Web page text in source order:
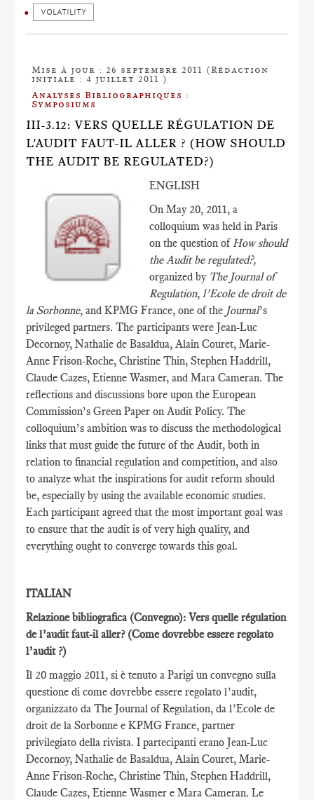
VOLATILITY
Mise à jour : 26 septembre 2011 (Rédaction
initiale : 4 juillet 2011 )
Analyses Bibliographiques :
Symposiums
III-3.12: VERS QUELLE RÉGULATION DE
L'AUDIT FAUT-IL ALLER ? (HOW SHOULD
THE AUDIT BE REGULATED?)
ENGLISH
On May 20, 2011, a
colloquium was held in Paris
on the question ofHow should
the Audit be regulated?,
organized by The Journal of
Regulation,l’Ecole de droit de
la Sorbonne, and KPMG France, one of the Journal’s
privileged partners. The participants were Jean-Luc
Decornoy, Nathalie de Basaldua, Alain Couret, Marie-
Anne Frison-Roche, Christine Thin, Stephen Haddrill,
Claude Cazes, Etienne Wasmer, and Mara Cameran. The
reflections and discussions bore upon the European
Commission’s Green Paper on Audit Policy. The
colloquium’s ambition was to discuss the methodological
links that must guide the future of the Audit, both in
relation to financial regulation and competition, and also
to analyze what the inspirations for audit reform should
be, especially by using the available economic studies.
Each participant agreed that the most important goal was
to ensure that the audit is of very high quality, and
everything ought to converge towards this goal.
ITALIAN
Relazione bibliografica (Convegno): Vers quelle régulation
de l’audit faut-il aller? (Come dovrebbe essere regolato
l’audit ?)
Il 20 maggio 2011, si è tenuto a Parigi un convegno sulla
questione di come dovrebbe essere regolato l’audit,
organizzato da The Journal of Regulation, da l’Ecole de
droit de la Sorbonne e KPMG France, partner
privilegiato della rivista. I partecipanti erano Jean-Luc
Decornoy, Nathalie de Basaldua, Alain Couret, Marie-
Anne Frison-Roche, Christine Thin, Stephen Haddrill,
Claude Cazes, Etienne Wasmer e Mara Cameran. Le